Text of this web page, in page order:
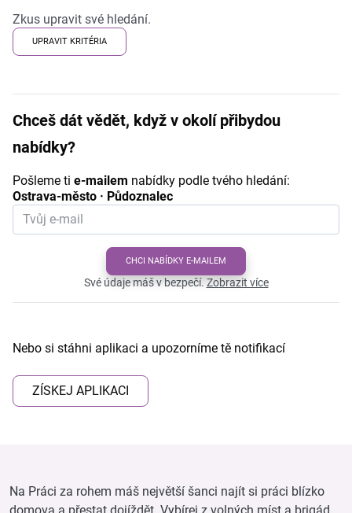
Zkus upravit své hledání.
UPRAVIT KRITÉRIA
Chceš dát vědět, když v okolí přibydou
nabídky?
Pošleme ti e-mailem nabídky podle tvého hledání:
Ostrava-město · Půdoznalec
CHCI NABÍDKY E-MAILEM
Své údaje máš v bezpečí.Zobrazit více
Nebo si stáhni aplikaci a upozorníme tě notifikací
ZÍSKEJ APLIKACI
Na Práci za rohem máš největší šanci najít si práci blízko
domova a přestat dojíždět. Vybírej z volných míst a brigád